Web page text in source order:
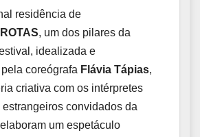
residência de
ROTAS, um dos pilares da
idealizada e
coreógrafa Flávia Tápias,
criativa com os intérpretes
estrangeiros convidados da
um espetáculo